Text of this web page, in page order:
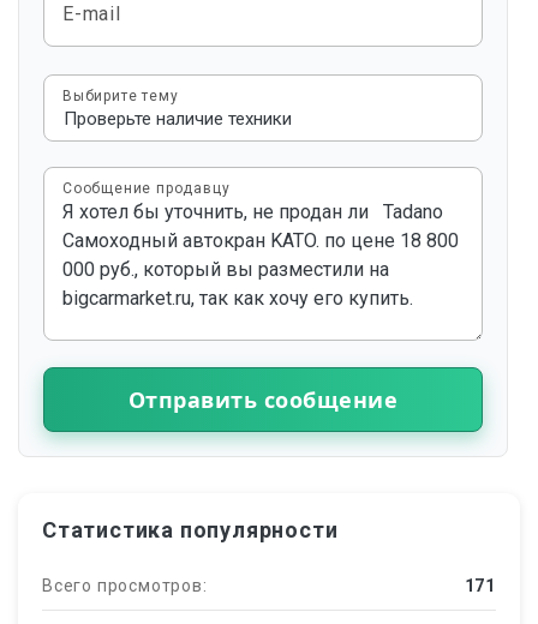
E-mail
Выбирите тему
Сообщение продавцу
Отправить сообщение
Статистика популярности
Всего просмотров: 171